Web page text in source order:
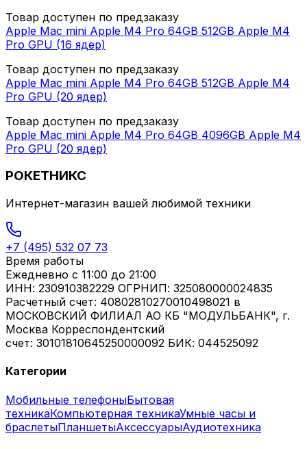
Товар доступен по предзаказу
Apple Mac mini Apple M4 Pro 64GB 512GB Apple M4
Pro GPU (16 ядер)
Товар доступен по предзаказу
Apple Mac mini Apple M4 Pro 64GB 512GB Apple M4
Pro GPU (20 ядер)
Товар доступен по предзаказу
Apple Mac mini Apple M4 Pro 64GB 4096GB Apple M4
Pro GPU (20 ядер)
РОКЕТНИКС
Интернет-магазин вашей любимой техники
+7 (495) 532 07 73
Время работы
Ежедневно с 11:00 до 21:00
ИНН: 230910382229 ОГРНИП: 325080000024835
Расчетный счет: 40802810270010498021 в
МОСКОВСКИЙ ФИЛИАЛ АО КБ "МОДУЛЬБАНК", г.
Москва Корреспондентский
счет: 30101810645250000092 БИК: 044525092
Категории
Мобильные телефоныБытовая
техникаКомпьютерная техникаУмные часы и
браслетыПланшетыАксессуарыАудиотехника